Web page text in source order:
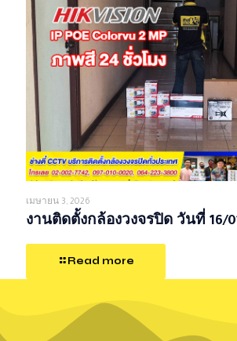
เมษายน 3, 2026
งานติดตั้งกล้องวงจรปิด วันที่ 16/
Read more